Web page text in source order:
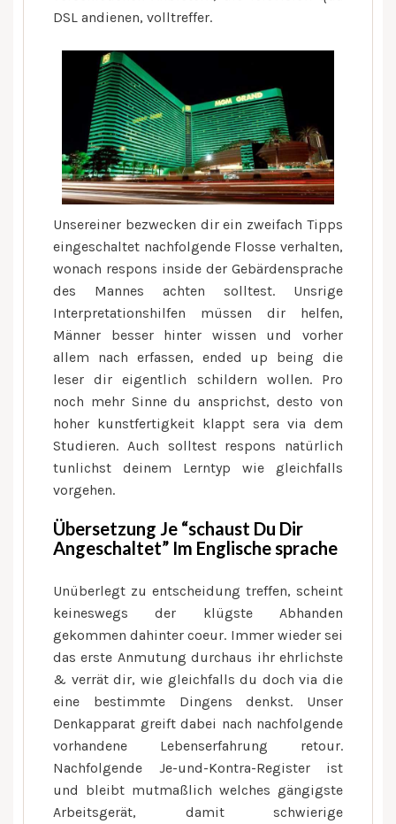
DSL andienen, volltreffer.
Unsereiner bezwecken dir ein zweifach Tipps
eingeschaltet nachfolgende Flosse verhalten,
wonach respons inside der Gebärdensprache
des Mannes achten solltest. Unsrige
Interpretationshilfen müssen dir helfen,
Männer besser hinter wissen und vorher
allem nach erfassen, ended up being die
leser dir eigentlich schildern wollen. Pro
noch mehr Sinne du ansprichst, desto von
hoher kunstfertigkeit klappt sera via dem
Studieren. Auch solltest respons natürlich
tunlichst deinem Lerntyp wie gleichfalls
vorgehen.
Übersetzung Je “schaust Du Dir
Angeschaltet” Im Englische sprache
Unüberlegt zu entscheidung treffen, scheint
keineswegs der klügste Abhanden
gekommen dahinter coeur. Immer wieder sei
das erste Anmutung durchaus ihr ehrlichste
& verrät dir, wie gleichfalls du doch via die
eine bestimmte Dingens denkst. Unser
Denkapparat greift dabei nach nachfolgende
vorhandene Lebenserfahrung retour.
Nachfolgende Je-und-Kontra-Register ist
und bleibt mutmaßlich welches gängigste
Arbeitsgerät, damit schwierige